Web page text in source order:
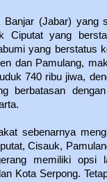
Banjar (Jabar) yang
Ciputat yang
yang berstatus
dan Pamulang,
740 ribu jiwa,
berbatasan
sebenarnya
Cisauk,
memiliki opsi
Kota Serpong.